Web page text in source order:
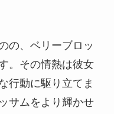
の、ベリーブロッ
。その情熱は彼女
行動に駆り立てま
サムをより輝かせ